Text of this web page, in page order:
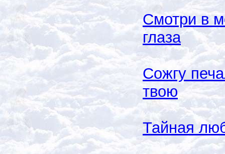
Смотри в
глаза
Сожгу
твою
Тайная